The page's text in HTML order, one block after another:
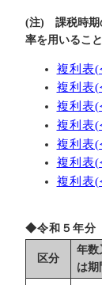
(注) 課税時期
率を用いるこ
複利表
複利表
複利表
複利表
複利表
複利表
複利表
◆令和５年
区分
年数
は期